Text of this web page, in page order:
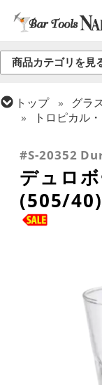
商品カテゴリを見
トップ グラ
トロピカル
その他ブラ
#S-20352
デュロ
(505/40)